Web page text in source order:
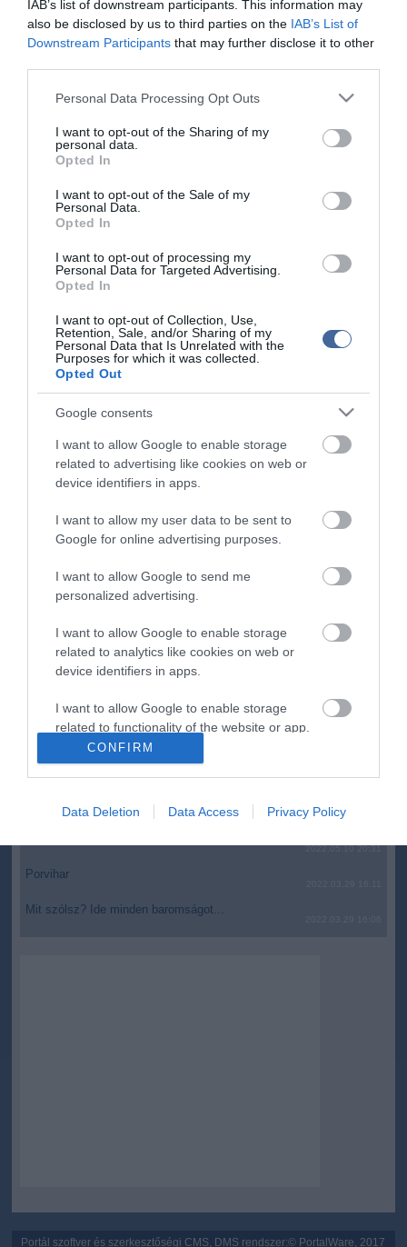
IAB’s list of downstream participants. This information may
also be disclosed by us to third parties on the IAB’s List of
Downstream Participants that may further disclose it to other
Please note that this website/app uses one or more Google
not limited to your visit or usage behaviour. You may click to
grant or deny consent to Google and its third-party tags to
use your data for below specified purposes in below Google
consent section.
Personal Data Processing Opt Outs
I want to opt-out of the Sharing of my
personal data.
Opted In
I want to opt-out of the Sale of my
Personal Data.
Opted In
I want to opt-out of processing my
Personal Data for Targeted Advertising.
Opted In
I want to opt-out of Collection, Use,
Retention, Sale, and/or Sharing of my
Personal Data that Is Unrelated with the
Purposes for which it was collected.
Opted Out
Google consents
I want to allow Google to enable storage
related to advertising like cookies on web or
device identifiers in apps.
I want to allow my user data to be sent to
Google for online advertising purposes.
I want to allow Google to send me
personalized advertising.
I want to allow Google to enable storage
related to analytics like cookies on web or
device identifiers in apps.
I want to allow Google to enable storage
related to functionality of the website or app.
I want to allow Google to enable storage
I want to allow Google to enable storage
user protection.
CONFIRM
Data Deletion Data Access Privacy Policy
különbözetét kell állnia - áll a közleményben.
Figyelem! A cikkhez hozzáfűzött hozzászólások nem a
ma.hu
publikációjával foglalkozik, a kommenteket nem tudja befolyásolni
- azok az olvasók személyes véleményét tartalmazzák.
tiszteletben tartásával kommenteljenek!
ma.hu legfrissebb hírei:
Vitézy Dávid: 2,3 milliárd forint került vissza az államhoz
egy útdíjrendszeres ügylet felülvizsgálata után
22:22
Saját életét is kockára tette a magyar erdész, hogy
megállítsa a tüzet
Második világháborús MG-42 géppuskát emeltek ki a
Dunából - a rendőrség lefoglalta
A Miniszterelnökség felmondta a Lounge Eventtel kötött
Megérkezett az eső a Duna vízgyűjtőjére
Újabb két gyanúsítottat fogtak el a 600 milliós
Vizes Eb - Megvan az első magyar arany, a nyíltvízi úszó
Betlehem Dávid nyerte a kieséses versenyt
top cikkek:
top fórum témák:
Tanár Úr gyere, mindjárt lesz Lillád!
2022.05.10 21:11
AZ IGAZSÁG SOHA NEM KÉSŐ
2022.05.10 21:07
2022.05.10 20:31
Porvihar
Mit szólsz? Ide minden baromságot...
Portál szoftver és szerkesztőségi CMS, DMS rendszer:© PortalWare, 2017